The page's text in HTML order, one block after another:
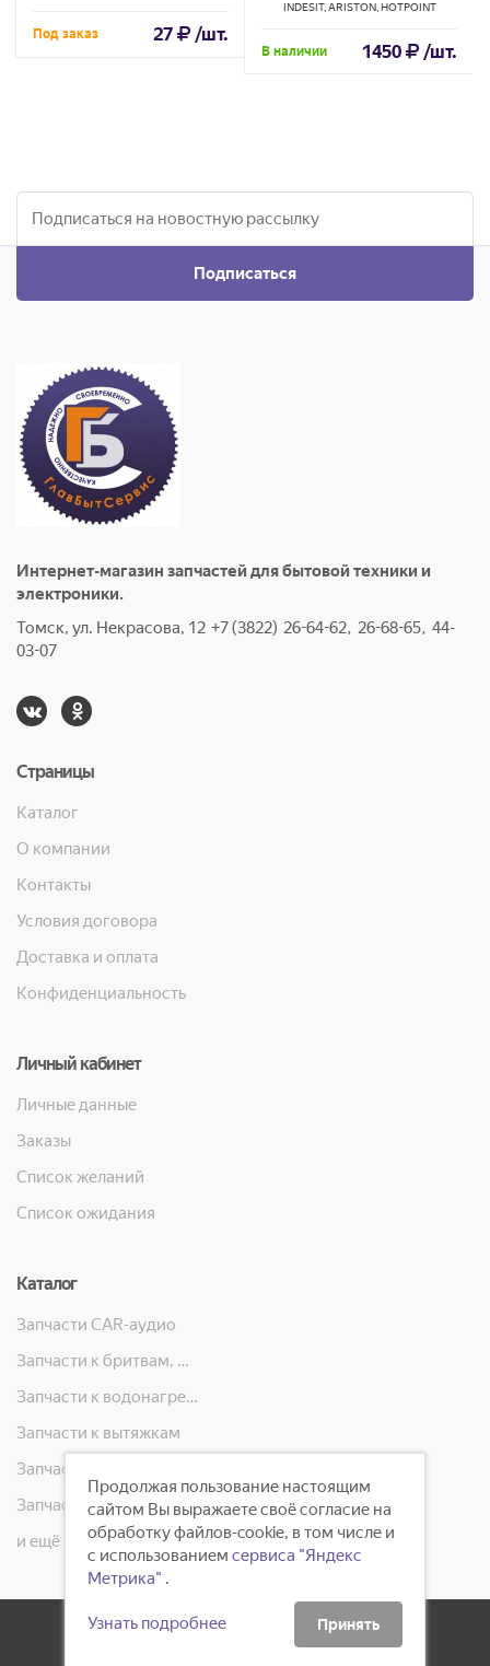
Под заказ 27 /шт.
INDESIT, ARISTON, HOTPOINT
В наличии 1450 /шт.
Подписаться
Интернет-магазин запчастей для бытовой техники и
электроники.
Томск, ул. Некрасова, 12 +7 (3822) 26-64-62, 26-68-65, 44-
03-07
Страницы
Каталог
О компании
Контакты
Условия договора
Доставка и оплата
Конфиденциальность
Личный кабинет
Личные данные
Заказы
Список желаний
Список ожидания
Каталог
Запчасти CAR-аудио
Запчасти к бритвам, машинкам для стрижки, фенам, эпиляторам, зубным щёткам
Запчасти к водонагревателям
Запчасти к вытяжкам
Запчасти к масляным радиаторам, вентиляторам, увлажнителям воздуха и теплотехнике
и ещё 23 категорий
2008 - 2026 © ГлавБытСервис
Продолжая пользование настоящим
сайтом Вы выражаете своё согласие на
обработку файлов-cookie, в том числе и
с использованием сервиса "Яндекс
Метрика" .
Узнать подробнее Принять